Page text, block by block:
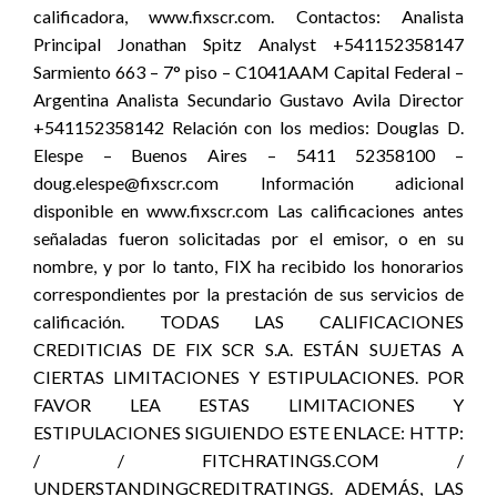
calificadora, www.fixscr.com. Contactos: Analista
Principal Jonathan Spitz Analyst +541152358147
Sarmiento 663 – 7° piso – C1041AAM Capital Federal –
Argentina Analista Secundario Gustavo Avila Director
+541152358142 Relación con los medios: Douglas D.
Elespe – Buenos Aires – 5411 52358100 –
doug.elespe@fixscr.com Información adicional
disponible en www.fixscr.com Las calificaciones antes
señaladas fueron solicitadas por el emisor, o en su
nombre, y por lo tanto, FIX ha recibido los honorarios
correspondientes por la prestación de sus servicios de
calificación. TODAS LAS CALIFICACIONES
CREDITICIAS DE FIX SCR S.A. ESTÁN SUJETAS A
CIERTAS LIMITACIONES Y ESTIPULACIONES. POR
FAVOR LEA ESTAS LIMITACIONES Y
ESTIPULACIONES SIGUIENDO ESTE ENLACE: HTTP:
/ / FITCHRATINGS.COM /
UNDERSTANDINGCREDITRATINGS. ADEMÁS, LAS